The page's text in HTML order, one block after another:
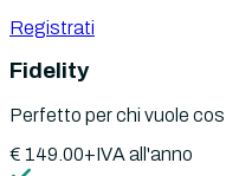
Registrati
Fidelity
Perfetto per chi vuole
€ 149.00+IVA all'anno